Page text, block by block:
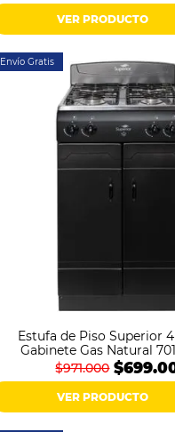
VER PRODUCTO
Envío Gratis
Estufa de Piso Superior
Gabinete Gas Natural
$971.000
VER PRODUCTO